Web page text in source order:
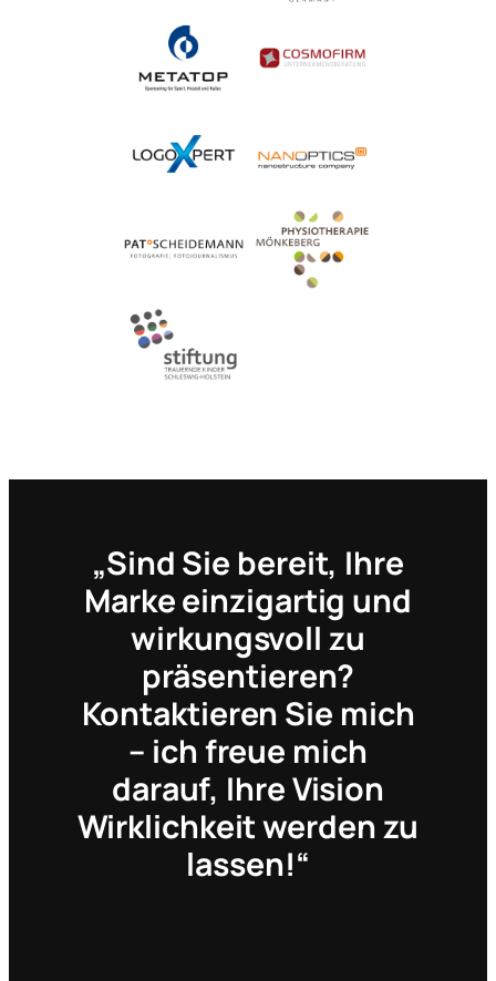
„Sind Sie bereit, Ihre
Marke einzigartig und
wirkungsvoll zu
präsentieren?
Kontaktieren Sie mich
– ich freue mich
darauf, Ihre Vision
Wirklichkeit werden zu
lassen!“